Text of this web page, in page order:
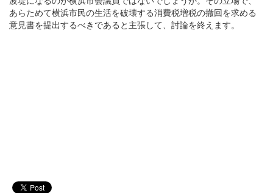
あらためて横浜市民の生活を破壊する消費税増税の撤回を求める
意見書を提出するべきであると主張して、討論を終えます。